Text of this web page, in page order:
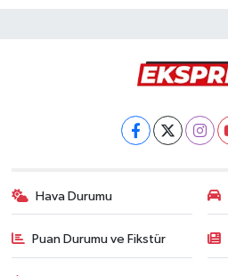
Hava Durumu
Puan Durumu ve Fikstür